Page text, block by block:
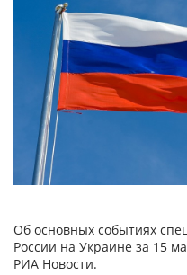
Об основных событиях
России на Украине за 15
РИА Новости.